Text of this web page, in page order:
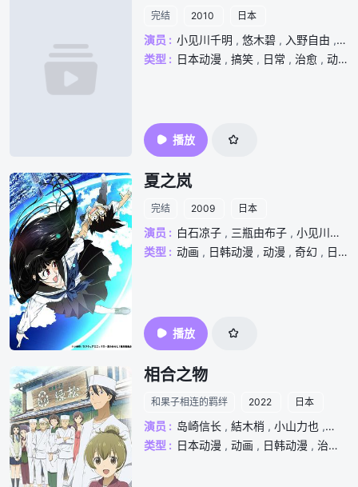
完结 2010 日本
演员 : 小见川千明 , 悠木碧 , 入野自由 , 樱
类型 : 日本动漫 , 搞笑 , 日常 , 治愈 , 动漫
播放
夏之岚
完结 2009 日本
演员 : 白石凉子 , 三瓶由布子 , 小见川千明
类型 : 动画 , 日韩动漫 , 动漫 , 奇幻 , 日常
播放
相合之物
和果子相连的羁绊 2022 日本
演员 : 岛崎信长 , 結木梢 , 小山力也 , 大原
类型 : 日本动漫 , 动画 , 日韩动漫 , 治愈